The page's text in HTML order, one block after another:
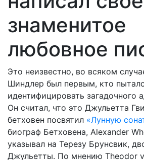
знаменитое
любовное
Это неизвестно, во всяком
Шиндлер был первым, кто
идентифицировать загадочного
Он считал, что это Джульетта
бетховен посвятил «Лунную
биограф Бетховена, Alexander
указывал на Терезу Брунсвик,
Джульетты. По мнению Theodor